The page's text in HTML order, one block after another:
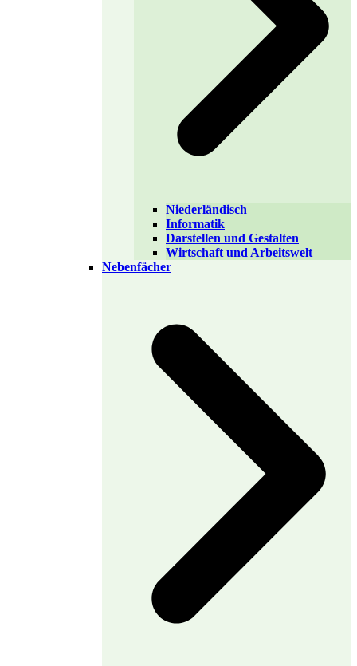
Niederländisch
Informatik
Darstellen und Gestalten
Wirtschaft und Arbeitswelt
Nebenfächer